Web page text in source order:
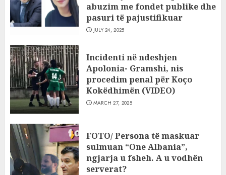
abuzim me fondet publike dhe
pasuri të pajustifikuar
JULY 24, 2025
Incidenti në ndeshjen
Apolonia- Gramshi, nis
procedim penal për Koço
Kokëdhimën (VIDEO)
MARCH 27, 2025
FOTO/ Persona të maskuar
sulmuan “One Albania”,
ngjarja u fsheh. A u vodhën
serverat?